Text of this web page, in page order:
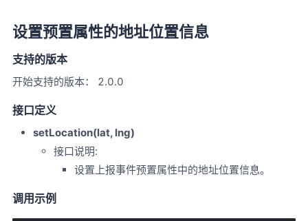
设置预置属性的地址位置信息
支持的版本
开始支持的版本： 2.0.0
接口定义
setLocation(lat, lng)
接口说明:
设置上报事件预置属性中的地址位置信息。
调用示例